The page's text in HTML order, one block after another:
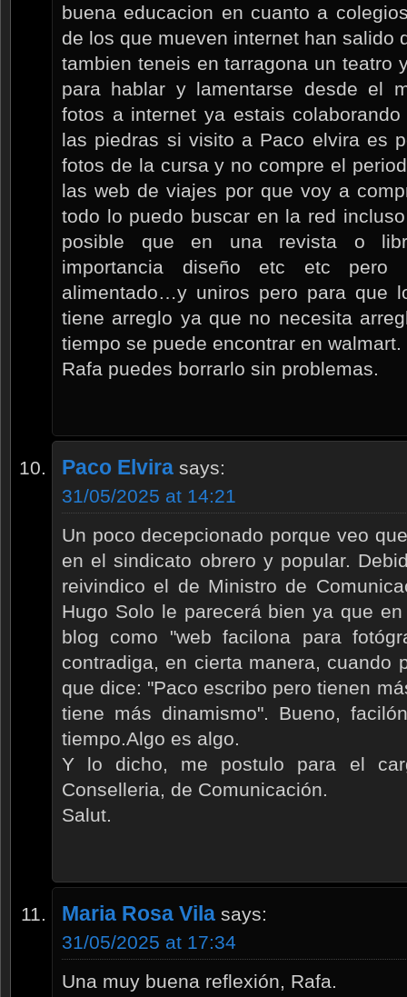
buena educacion en cuanto a
de los que mueven internet han salido
tambien teneis en tarragona un teatro
para hablar y lamentarse desde el
fotos a internet ya estais
las piedras si visito a Paco elvira es
fotos de la cursa y no compre el
las web de viajes por que voy a
todo lo puedo buscar en la red
posible que en una revista o
importancia diseño etc etc pero
alimentado…y uniros pero para que
tiene arreglo ya que no necesita
tiempo se puede encontrar en walmart.
Rafa puedes borrarlo sin problemas.
Paco Elvira says:
31/05/2025 at 14:21
Un poco decepcionado porque veo
en el sindicato obrero y popular.
reivindico el de Ministro de
Hugo Solo le parecerá bien ya que
blog como "web facilona para
contradiga, en cierta manera, cuando
que dice: "Paco escribo pero tienen
tiene más dinamismo". Bueno,
tiempo.Algo es algo.
Y lo dicho, me postulo para el
Conselleria, de Comunicación.
Salut.
Maria Rosa Vila says:
31/05/2025 at 17:34
Una muy buena reflexión, Rafa.